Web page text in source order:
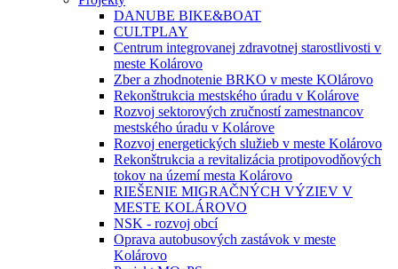
DANUBE BIKE&BOAT
CULTPLAY
Centrum integrovanej zdravotnej starostlivosti v
meste Kolárovo
Zber a zhodnotenie BRKO v meste KOlárovo
Rekonštrukcia mestského úradu v Kolárove
Rozvoj sektorových zručností zamestnancov
mestského úradu v Kolárove
Rozvoj energetických služieb v meste Kolárovo
Rekonštrukcia a revitalizácia protipovodňových
tokov na území mesta Kolárovo
RIEŠENIE MIGRAČNÝCH VÝZIEV V
MESTE KOLÁROVO
NSK - rozvoj obcí
Oprava autobusových zastávok v meste
Kolárovo